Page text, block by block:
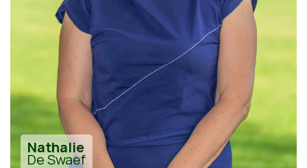
Nathalie
De Swaef